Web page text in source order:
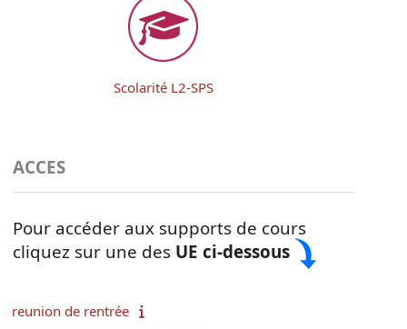
Scolarité L2-SPS
ACCES
Pour accéder aux supports de cours
cliquez sur une des UE ci-dessous
reunion de rentrée